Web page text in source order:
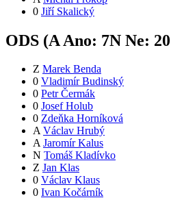
0 Jiří Skalický
ODS (A Ano: 7N Ne: 20
Z Marek Benda
0 Vladimír Budinský
0 Petr Čermák
0 Josef Holub
0 Zdeňka Horníková
A Václav Hrubý
A Jaromír Kalus
N Tomáš Kladívko
Z Jan Klas
0 Václav Klaus
0 Ivan Kočárník